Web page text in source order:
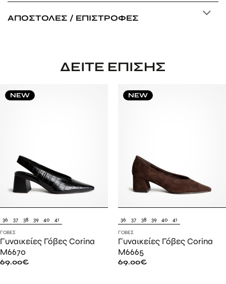
ΑΠΟΣΤΟΛΈΣ / ΕΠΙΣΤΡΟΦΈΣ
ΔΕΊΤΕ ΕΠΊΣΗΣ
NEW
36 37 38 39 40 41
ΓΌΒΕΣ
Γυναικείες Γόβες Corina
M6670
69.00€
NEW
36 37 38 39 40 41
ΓΌΒΕΣ
Γυναικείες Γόβες Corina
M6665
69.00€